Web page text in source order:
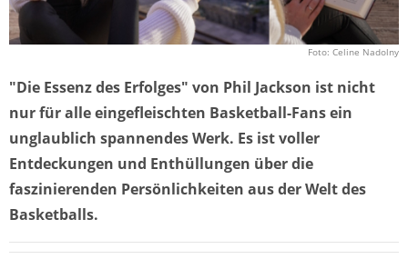
Foto: Celine Nadolny
"Die Essenz des Erfolges" von Phil Jackson ist nicht
nur für alle eingefleischten Basketball-Fans ein
unglaublich spannendes Werk. Es ist voller
Entdeckungen und Enthüllungen über die
faszinierenden Persönlichkeiten aus der Welt des
Basketballs.